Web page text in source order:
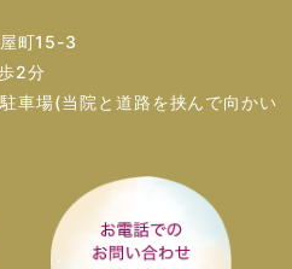
町15-3
2分
車場(当院と道路を挟んで向かい